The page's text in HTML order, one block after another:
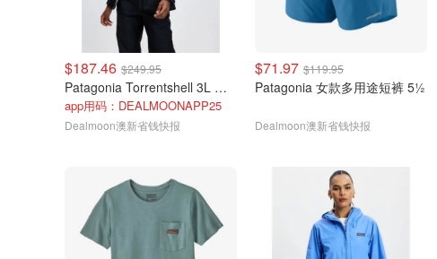
$187.46 $249.95
Patagonia Torrentshell 3L 冲锋衣
app用码：DEALMOONAPP25
Dealmoon澳新省钱快报
$71.97 $119.95
Patagonia 女款多用途短裤 5½
Dealmoon澳新省钱快报